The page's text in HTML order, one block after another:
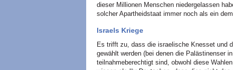
dieser Millionen Menschen niedergelassen
solcher Apartheidstaat immer noch als ein
Israels Kriege
Es trifft zu, dass die israelische Knesset und
gewählt werden (bei denen die Palästinenser
teilnahmeberechtigt sind, obwohl diese